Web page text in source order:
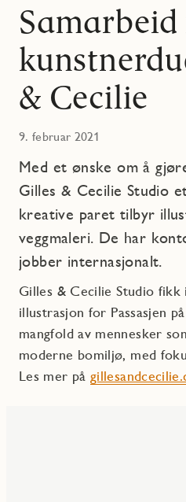
Samarbeid
& Cecilie
9. februar 2021
Med et ønske om å
Gilles & Cecilie Studio
kreative paret tilbyr
veggmaleri. De har
jobber internasjonalt.
Gilles & Cecilie Studio fikk
illustrasjon for Passasjen
mangfold av mennesker
moderne bomiljø, med
Les mer på